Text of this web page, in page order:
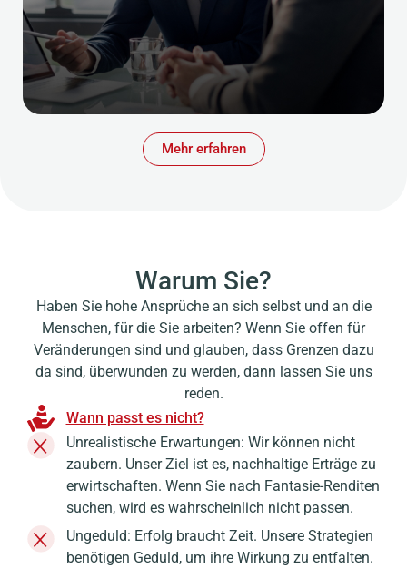
Mehr erfahren
Warum Sie?
Haben Sie hohe Ansprüche an sich selbst und an die
Menschen, für die Sie arbeiten? Wenn Sie offen für
Veränderungen sind und glauben, dass Grenzen dazu
da sind, überwunden zu werden, dann lassen Sie uns
reden.
Wann passt es nicht?
Unrealistische Erwartungen: Wir können nicht
zaubern. Unser Ziel ist es, nachhaltige Erträge zu
erwirtschaften. Wenn Sie nach Fantasie-Renditen
suchen, wird es wahrscheinlich nicht passen.
Ungeduld: Erfolg braucht Zeit. Unsere Strategien
benötigen Geduld, um ihre Wirkung zu entfalten.